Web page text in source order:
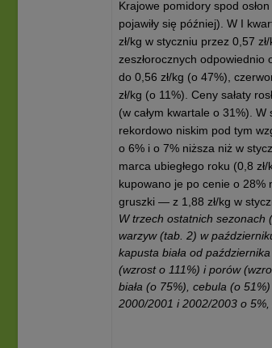
Krajowe pomidory spod
pojawiły się później). W I
zł/kg w styczniu przez 0,57
zeszłorocznych odpowiednio
do 0,56 zł/kg (o 47%),
zł/kg (o 11%). Ceny sałaty
(w całym kwartale o 31%).
rekordowo niskim pod tym
o 6% i o 7% niższa niż w
marca ubiegłego roku (0,8
kupowano je po cenie o 28%
gruszki — z 1,88 zł/kg w
W trzech ostatnich
warzyw (tab. 2) w
kapusta biała od
(wzrost o 111%) i porów
biała (o 75%), cebula (o
2000/2001 i 2002/2003 o